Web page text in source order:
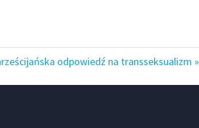
odpowiedź na transseksualizm »